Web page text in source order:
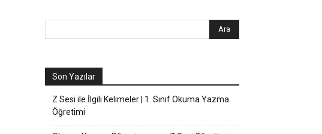
Son Yazılar
Z Sesi ile İlgili Kelimeler | 1. Sınıf Okuma Yazma
Öğretimi